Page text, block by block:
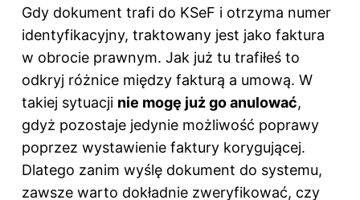
Gdy dokument trafi do KSeF i otrzyma numer
identyfikacyjny, traktowany jest jako faktura
w obrocie prawnym. Jak już tu trafiłeś to
odkryj różnice między fakturą a umową. W
takiej sytuacji nie mogę już go anulować,
gdyż pozostaje jedynie możliwość poprawy
poprzez wystawienie faktury korygującej.
Dlatego zanim wyślę dokument do systemu,
zawsze warto dokładnie zweryfikować, czy